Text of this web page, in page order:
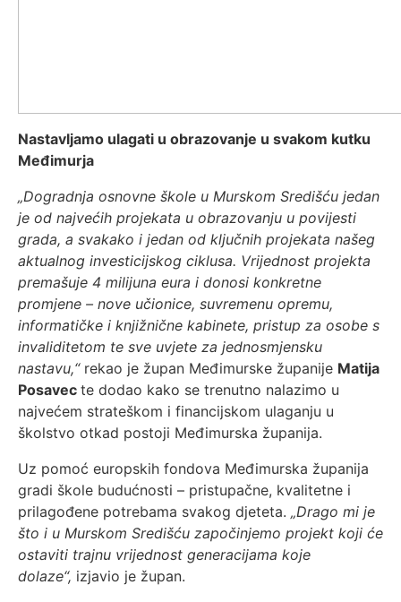
Nastavljamo ulagati u obrazovanje u svakom kutku
Međimurja
„Dogradnja osnovne škole u Murskom Središću jedan
je od najvećih projekata u obrazovanju u povijesti
grada, a svakako i jedan od ključnih projekata našeg
aktualnog investicijskog ciklusa. Vrijednost projekta
premašuje 4 milijuna eura i donosi konkretne
promjene – nove učionice, suvremenu opremu,
informatičke i knjižnične kabinete, pristup za osobe s
invaliditetom te sve uvjete za jednosmjensku
nastavu,“ rekao je župan Međimurske županije Matija
Posavec te dodao kako se trenutno nalazimo u
najvećem strateškom i financijskom ulaganju u
školstvo otkad postoji Međimurska županija.
Uz pomoć europskih fondova Međimurska županija
gradi škole budućnosti – pristupačne, kvalitetne i
prilagođene potrebama svakog djeteta. „Drago mi je
što i u Murskom Središću započinjemo projekt koji će
ostaviti trajnu vrijednost generacijama koje
dolaze“, izjavio je župan.